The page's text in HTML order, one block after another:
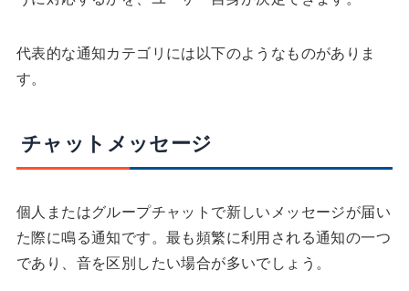
代表的な通知カテゴリには以下のようなものがありま
す。
チャットメッセージ
個人またはグループチャットで新しいメッセージが届い
た際に鳴る通知です。最も頻繁に利用される通知の一つ
であり、音を区別したい場合が多いでしょう。